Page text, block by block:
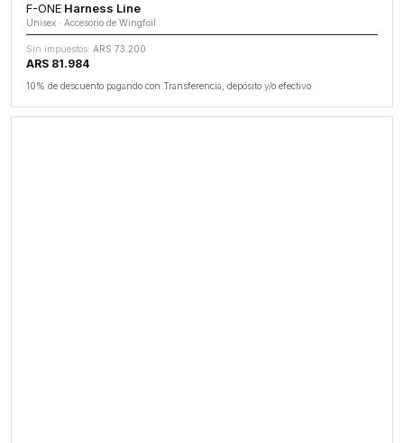
F-ONE Harness Line
Unisex · Accesorio de Wingfoil
Sin impuestos: ARS 73.200
ARS 81.984
10% de descuento pagando con Transferencia, depósito y/o efectivo